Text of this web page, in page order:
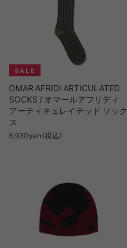
OMAR AFRIDI ARTICULATED
SOCKS / オマールアフリディ
アーティキュレイテッド ソック
ス
6,930yen（税込）